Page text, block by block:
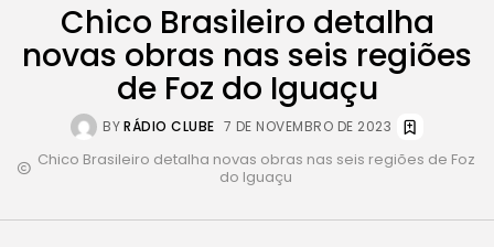
Chico Brasileiro detalha
novas obras nas seis regiões
de Foz do Iguaçu
BYRÁDIO CLUBE 7 DE NOVEMBRO DE 2023
Chico Brasileiro detalha novas obras nas seis regiões de Foz
do Iguaçu